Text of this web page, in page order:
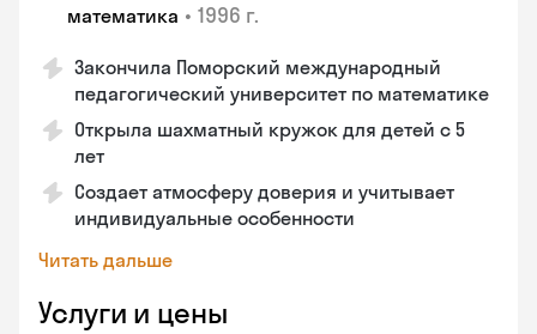
математика • 1996 г.
Закончила Поморский международный
педагогический университет по математике
Открыла шахматный кружок для детей с 5
лет
Создает атмосферу доверия и учитывает
индивидуальные особенности
Читать дальше
Услуги и цены